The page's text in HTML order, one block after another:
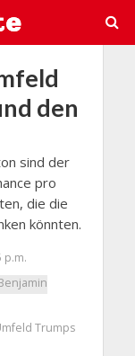
den
sind der
pro
die die
könnten.
p.m.
Trumps